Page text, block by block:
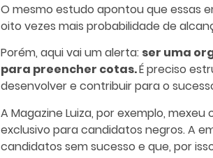
O mesmo estudo apontou que essas
oito vezes mais probabilidade de
Porém, aqui vai um alerta: ser uma
para preencher cotas.É preciso
desenvolver e contribuir para o
A Magazine Luiza, por exemplo,
exclusivo para candidatos negros. A
candidatos sem sucesso e que, por